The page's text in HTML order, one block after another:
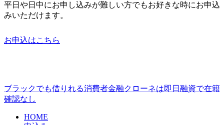
平日や日中にお申し込みが難しい方でもお好きな時にお申込
みいただけます。
お申込はこちら
ブラックでも借りれる消費者金融クローネは即日融資で在籍
確認なし
HOME